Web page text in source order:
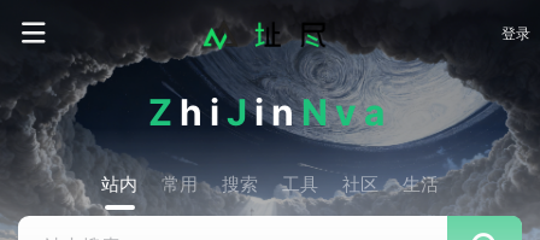
登录
ZhiJinNva
站内 常用 搜索 工具 社区 生活